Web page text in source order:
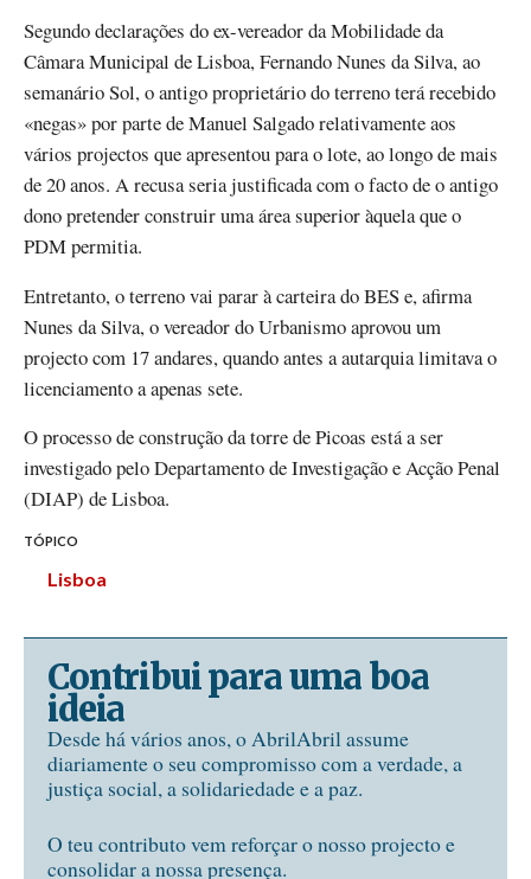
Segundo declarações do ex-vereador da Mobilidade da
Câmara Municipal de Lisboa, Fernando Nunes da Silva, ao
semanário Sol, o antigo proprietário do terreno terá recebido
«negas» por parte de Manuel Salgado relativamente aos
vários projectos que apresentou para o lote, ao longo de mais
de 20 anos. A recusa seria justificada com o facto de o antigo
dono pretender construir uma área superior àquela que o
PDM permitia.
Entretanto, o terreno vai parar à carteira do BES e, afirma
Nunes da Silva, o vereador do Urbanismo aprovou um
projecto com 17 andares, quando antes a autarquia limitava o
licenciamento a apenas sete.
O processo de construção da torre de Picoas está a ser
investigado pelo Departamento de Investigação e Acção Penal
(DIAP) de Lisboa.
TÓPICO
Lisboa
Contribui para uma boa
ideia
Desde há vários anos, o AbrilAbril assume
diariamente o seu compromisso com a verdade, a
justiça social, a solidariedade e a paz.
O teu contributo vem reforçar o nosso projecto e
consolidar a nossa presença.